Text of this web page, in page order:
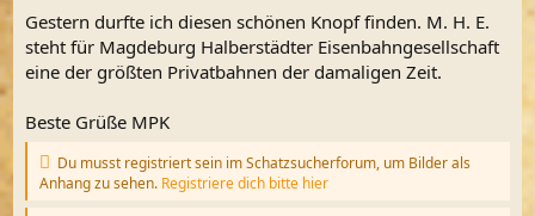
Gestern durfte ich diesen schönen Knopf finden. M. H. E.
steht für Magdeburg Halberstädter Eisenbahngesellschaft
eine der größten Privatbahnen der damaligen Zeit.
Beste Grüße MPK
Du musst registriert sein im Schatzsucherforum, um Bilder als
Anhang zu sehen. Registriere dich bitte hier